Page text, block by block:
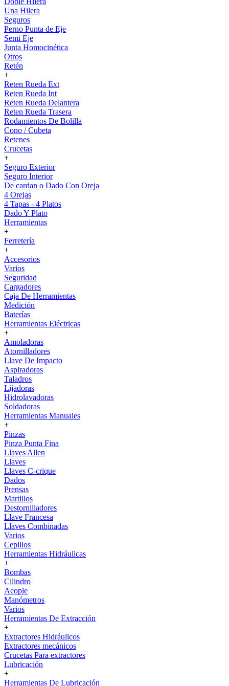
Una Hilera
Seguros
Perno Punta de Eje
Semi Eje
Junta Homocinética
Otros
Retén
+
Reten Rueda Ext
Reten Rueda Int
Reten Rueda Delantera
Reten Rueda Trasera
Rodamientos De Bolilla
Cono / Cubeta
Retenes
Crucetas
+
Seguro Exterior
Seguro Interior
De cardan o Dado Con Oreja
4 Orejas
4 Tapas - 4 Platos
Dado Y Plato
Herramientas
+
Ferretería
+
Accesorios
Varios
Seguridad
Cargadores
Caja De Herramientas
Medición
Baterías
Herramientas Eléctricas
+
Amoladoras
Atornilladores
Llave De Impacto
Aspiradoras
Taladros
Lijadoras
Hidrolavadoras
Soldadoras
Herramientas Manuales
+
Pinzas
Pinza Punta Fina
Llaves Allen
Llaves
Llaves C-crique
Dados
Prensas
Martillos
Destornilladores
Llave Francesa
Llaves Combinadas
Varios
Cepillos
Herramientas Hidráulicas
+
Bombas
Cilindro
Acople
Manómetros
Varios
Herramientas De Extracción
+
Extractores Hidráulicos
Extractores mecánicos
Crucetas Para extractores
Lubricación
+
Herramientas De Lubricación